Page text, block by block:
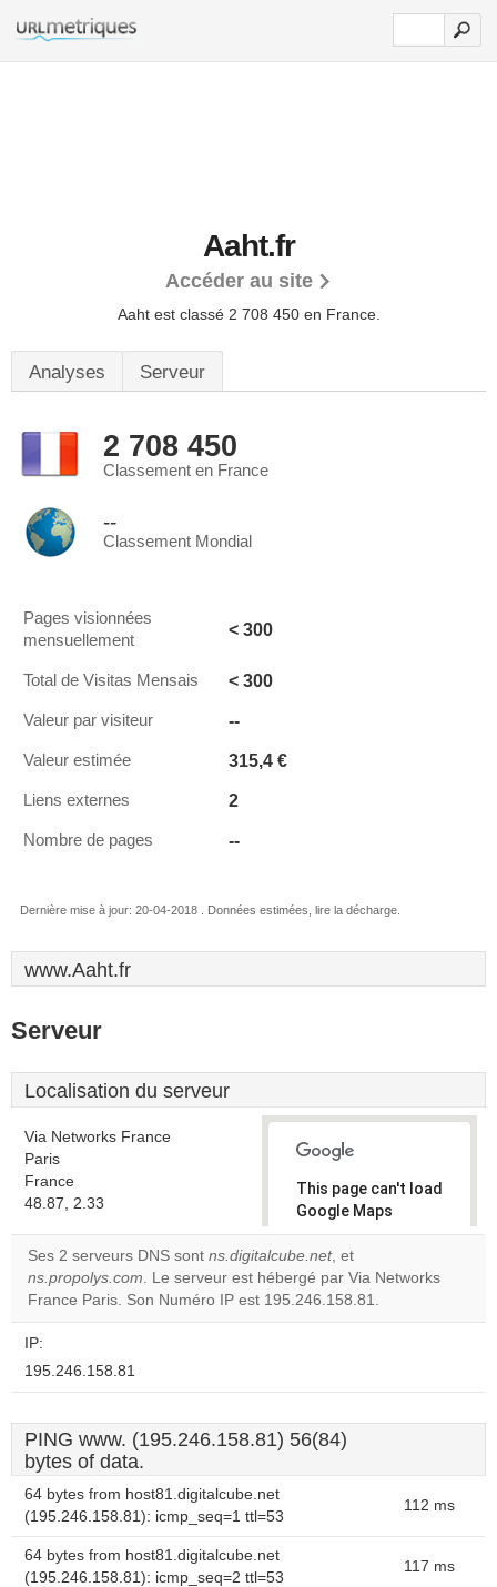
Aaht.fr
Accéder au site
Aaht est classé 2 708 450 en France.
Analyses Serveur
2 708 450
Classement en France
--
Classement Mondial
Pages visionnées
mensuellement
< 300
Total de Visitas Mensais < 300
Valeur par visiteur --
Valeur estimée 315,4 €
Liens externes 2
Nombre de pages --
Dernière mise à jour: 20-04-2018 . Données estimées, lire la décharge.
www.Aaht.fr
Serveur
Localisation du serveur
Via Networks France
Paris
France
48.87, 2.33
This page can't load
Google Maps
correctly.
Do you
own this
Ses 2 serveurs DNS sont ns.digitalcube.net, et
ns.propolys.com. Le serveur est hébergé par Via Networks
France Paris. Son Numéro IP est 195.246.158.81.
IP:
195.246.158.81
PING www. (195.246.158.81) 56(84)
bytes of data.
64 bytes from host81.digitalcube.net
(195.246.158.81): icmp_seq=1 ttl=53
112 ms
64 bytes from host81.digitalcube.net
(195.246.158.81): icmp_seq=2 ttl=53
117 ms